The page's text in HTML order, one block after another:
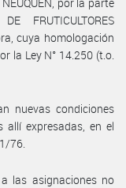
FRUTICULTORES
cuya homologación
la Ley N° 14.250 (t.o.
nuevas condiciones
allí expresadas, en el
76.
las asignaciones no